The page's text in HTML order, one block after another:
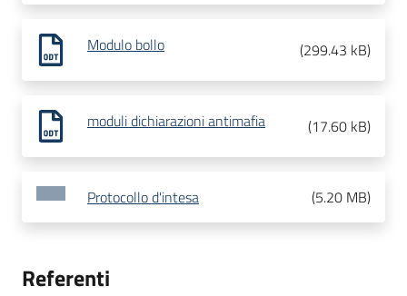
Modulo bollo (299.43 kB)
moduli dichiarazioni antimafia (17.60 kB)
Protocollo d'intesa (5.20 MB)
Referenti